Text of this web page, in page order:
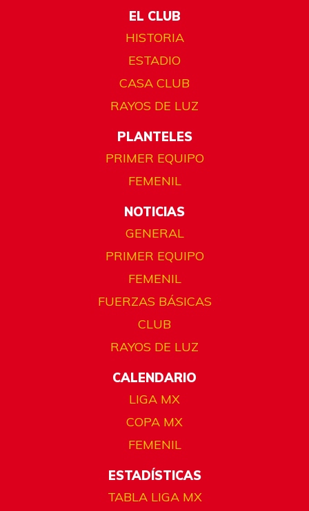
EL CLUB
HISTORIA
ESTADIO
CASA CLUB
RAYOS DE LUZ
PLANTELES
PRIMER EQUIPO
FEMENIL
NOTICIAS
GENERAL
PRIMER EQUIPO
FEMENIL
FUERZAS BÁSICAS
CLUB
RAYOS DE LUZ
CALENDARIO
LIGA MX
COPA MX
FEMENIL
ESTADÍSTICAS
TABLA LIGA MX